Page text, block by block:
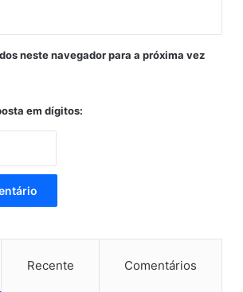
neste navegador para a próxima vez
em dígitos:
Recente Comentários